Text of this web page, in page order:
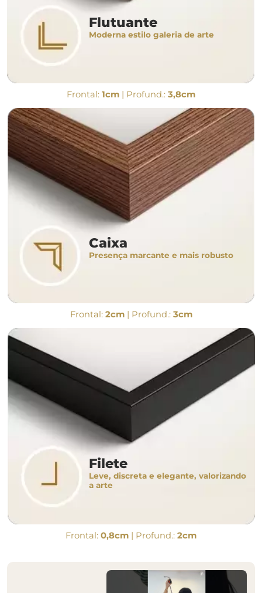
Flutuante
Moderna estilo galeria de arte
Frontal: 1cm | Profund.: 3,8cm
Caixa
Presença marcante e mais robusto
Frontal: 2cm| Profund.: 3cm
Filete
Leve, discreta e elegante, valorizando
a arte
Frontal: 0,8cm | Profund.: 2cm